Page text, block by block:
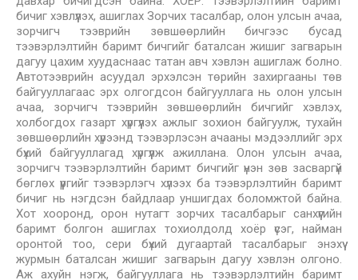
бичиг хэвлүүлэх, ашиглах Зорчих тасалбар, олон улсын ачаа,
зорчигч тээврийн зөвшөөрлийн бичгээс бусад
тээвэрлэлтийн баримт бичгийг баталсан жишиг загварын
дагуу цахим хуудаснаас татан авч хэвлэн ашиглаж болно.
Автотээврийн асуудал эрхэлсэн төрийн захиргааны төв
байгууллагаас эрх олгогдсон байгууллага нь олон улсын
ачаа, зорчигч тээврийн зөвшөөрлийн бичгийг хэвлэх,
холбогдох газарт хүргүүлэх ажлыг зохион байгуулж, тухайн
зөвшөөрлийн хүрээнд тээвэрлэсэн ачааны мэдээллийг эрх
бүхий байгууллагад хүргүүлж ажиллана. Олон улсын ачаа,
зорчигч тээвэрлэлтийн баримт бичгийг үнэн зөв засваргүй
бөглөх үүргийг тээвэрлэгч хүлээх ба тээвэрлэлтийн баримт
бичиг нь нэгдсэн байдлаар уншигдах боломжтой байна.
Хот хооронд, орон нутагт зорчих тасалбарыг санхүүгийн
баримт болгон ашиглах тохиолдолд хоёр үсэг, найман
оронтой тоо, сери бүхий дугаартай тасалбарыг энэхүү
журмын баталсан жишиг загварын дагуу хэвлэн олгоно.
Аж ахуйн нэгж, байгууллага нь тээвэрлэлтийн баримт